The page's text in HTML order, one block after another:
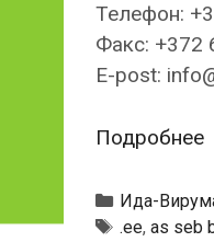
Телефон:
Факс: +372
E-post:
Подробнее
Рубрики
Ида-
Тэги
.ee,as seb